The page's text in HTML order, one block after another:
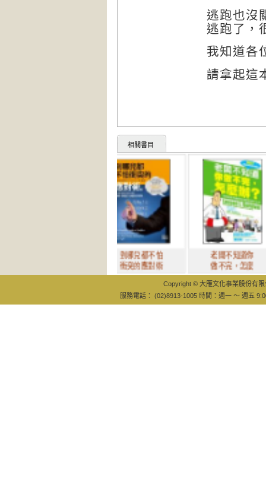
逃跑也沒
逃跑了，
我知道各
請拿起這
相關書目
到哪兒都不怕
衝突的應對術
老闆不知道你
做不完，怎麼
Copyright © 大雁文化事業股份有
服務電話： (02)8913-1005 時間：週一 ～ 週五